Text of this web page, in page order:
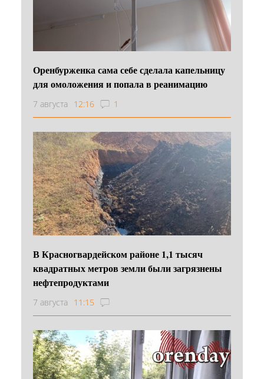
Оренбурженка сама себе сделала капельницу
для омоложения и попала в реанимацию
7 августа 12:16 1
В Красногвардейском районе 1,1 тысяч
квадратных метров земли были загрязнены
нефтепродуктами
7 августа 11:15